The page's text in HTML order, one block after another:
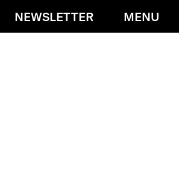
SucheNEWSLETTER MENU